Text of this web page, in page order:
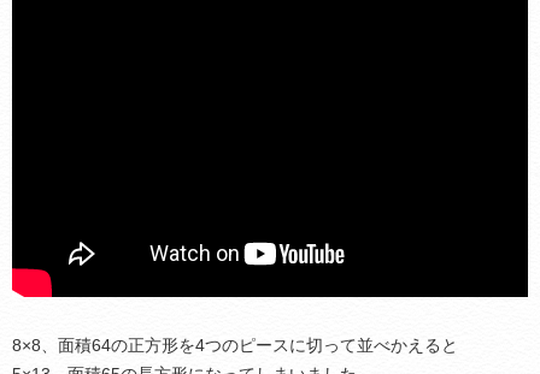
8×8、面積64の正方形を4つのピースに切って並べかえると